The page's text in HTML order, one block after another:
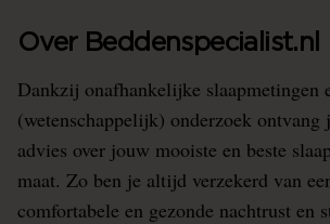
Over Beddenspecialist.nl
Dankzij onafhankelijke slaapmetingen
(wetenschappelijk) onderzoek
advies over jouw mooiste en beste
maat. Zo ben je altijd verzekerd van
comfortabele en gezonde nachtrust en